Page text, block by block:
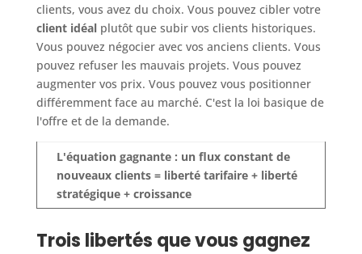
clients, vous avez du choix. Vous pouvez cibler votre
client idéalplutôt que subir vos clients historiques.
Vous pouvez négocier avec vos anciens clients. Vous
pouvez refuser les mauvais projets. Vous pouvez
augmenter vos prix. Vous pouvez vous positionner
différemment face au marché. C'est la loi basique de
l'offre et de la demande.
L'équation gagnante : un flux constant de
nouveaux clients = liberté tarifaire + liberté
stratégique + croissance
Trois libertés que vous gagnez